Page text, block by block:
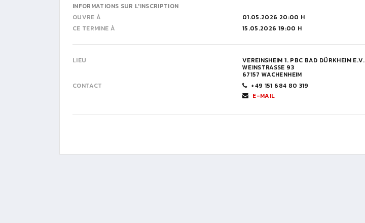
INFORMATIONS SUR L'INSCRIPTION
OUVRE À
01.05.2026 20:00 H
CE TERMINE À
15.05.2026 19:00 H
LIEU VEREINSHEIM 1. PBC BAD DÜRKHEIM E.V.
WEINSTRASSE 93
67157 WACHENHEIM
CONTACT
+49 151 684 80 319
E-MAIL